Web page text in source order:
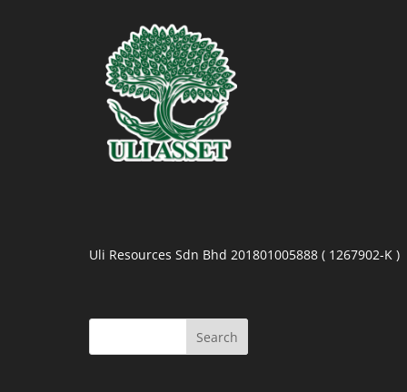
Uli Resources Sdn Bhd 201801005888 ( 1267902-K )